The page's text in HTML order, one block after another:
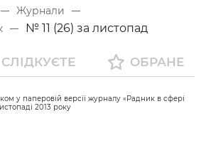
Журнали
№ 11 (26) за листопад
СЛІДКУЄТЕ ОБРАНЕ
у паперовій версії журналу «Радник в сфері
2013 року